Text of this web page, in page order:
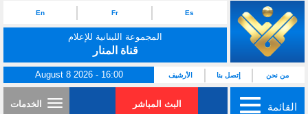
Es
Fr
En
المجموعة اللبنانية للإعلام
قناة المنار
من نحن إتصل بنا الأرشيف August 8 2026 - 16:00
القائمة البث المباشر الخدمات